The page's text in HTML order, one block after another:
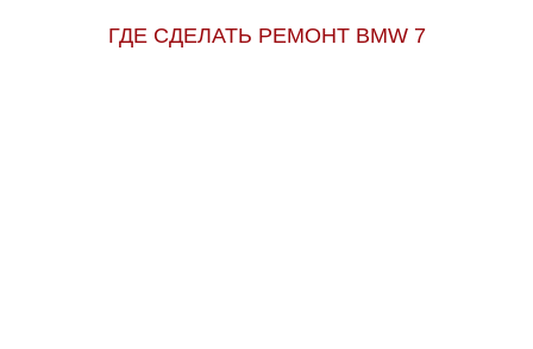
ГДЕ СДЕЛАТЬ РЕМОНТ BMW 7